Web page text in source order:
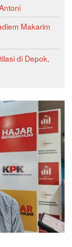
Makarim
di Depok,